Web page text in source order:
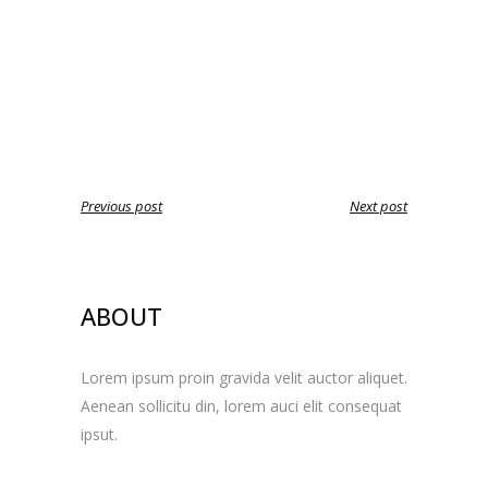
Previous post Next post
ABOUT
Lorem ipsum proin gravida velit auctor aliquet.
Aenean sollicitu din, lorem auci elit consequat
ipsut.